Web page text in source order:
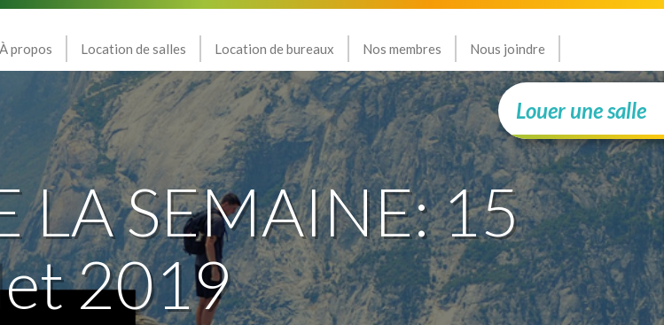
À propos Location de salles Location de bureaux Nos membres Nous joindre
Louer une salle
LA SEMAINE: 15
2019